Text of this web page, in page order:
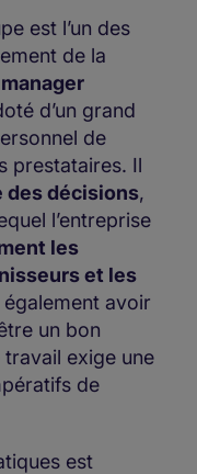
est l’un des
de la
manager
d’un grand
de
prestataires. Il
des décisions,
l’entreprise
les
et les
également avoir
un bon
exige une
de
est